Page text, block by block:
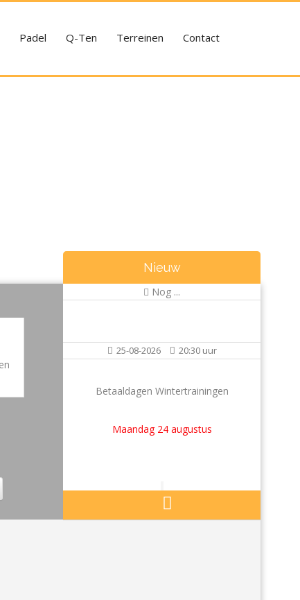
Padel Q-Ten Terreinen Contact
Nieuw
Nog ...
25-08-2026 20:30 uur
Betaaldagen Wintertrainingen
Maandag 24 augustus